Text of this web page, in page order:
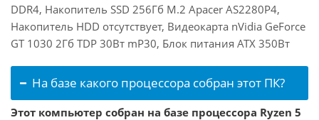
DDR4, Накопитель SSD 256Гб M.2 Apacer AS2280P4,
Накопитель HDD отсутствует, Видеокарта nVidia GeForce
GT 1030 2Гб TDP 30Вт mP30, Блок питания ATX 350Вт
На базе какого процессора собран этот ПК?
Этот компьютер собран на базе процессора Ryzen 5